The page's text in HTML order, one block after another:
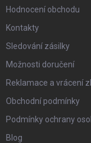
Hodnocení obchodu
Kontakty
Sledování zásilky
Možnosti doručení
Reklamace a vrácení
Obchodní podmínky
Podmínky ochrany
Blog